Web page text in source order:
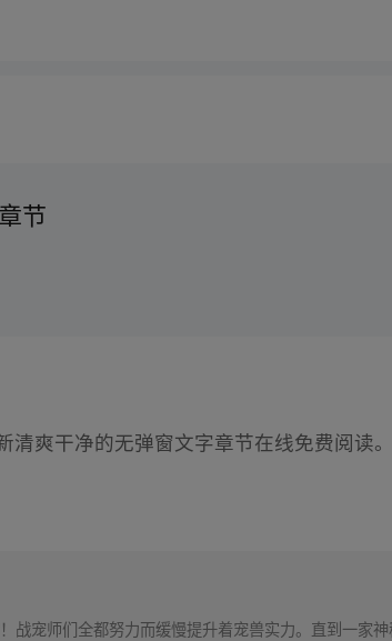
节
清爽干净的无弹窗文字章节在线免费阅读。
战宠师们全都努力而缓慢提升着宠兽实力。直到一家